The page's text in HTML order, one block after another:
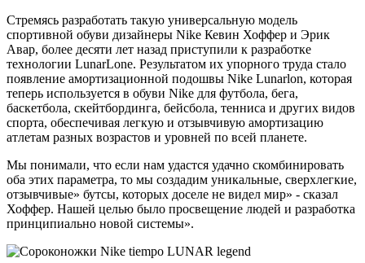
Стремясь разработать такую универсальную модель
спортивной обуви дизайнеры Nike Кевин Хоффер и Эрик
Авар, более десяти лет назад приступили к разработке
технологии LunarLone. Результатом их упорного труда стало
появление амортизационной подошвы Nike Lunarlon, которая
теперь используется в обуви Nike для футбола, бега,
баскетбола, скейтбординга, бейсбола, тенниса и других видов
спорта, обеспечивая легкую и отзывчивую амортизацию
атлетам разных возрастов и уровней по всей планете.
Мы понимали, что если нам удастся удачно скомбинировать
оба этих параметра, то мы создадим уникальные, сверхлегкие,
отзывчивые» бутсы, которых доселе не видел мир» - сказал
Хоффер. Нашей целью было просвещение людей и разработка
принципиально новой системы».